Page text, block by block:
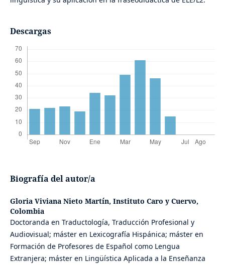
Descargas
Biografía del autor/a
Gloria Viviana Nieto Martín, Instituto Caro y Cuervo,
Colombia
Doctoranda en Traductología, Traducción Profesional y
Audiovisual; máster en Lexicografía Hispánica; máster en
Formación de Profesores de Español como Lengua
Extranjera; máster en Lingüística Aplicada a la Enseñanza